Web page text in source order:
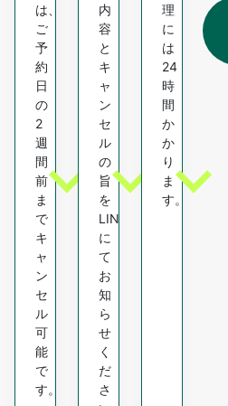
は、
ご
予
約
日
の
2
週
間
前
ま
で
キ
ャ
ン
セ
ル
可
能
で
す。
内
容
と
キ
ャ
ン
セ
ル
の
旨
を
LINE
に
て
お
知
ら
せ
く
だ
さ
理
に
は
24
時
間
か
か
り
ま
す。